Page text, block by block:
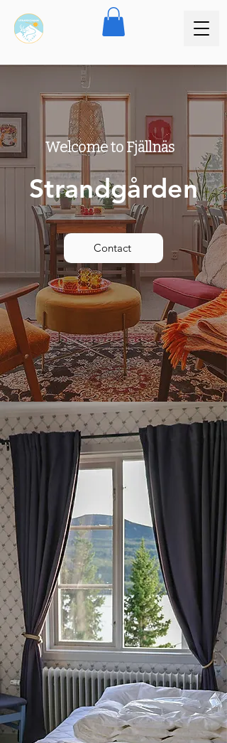
Welcome to Fjällnäs
Strandgården
Contact